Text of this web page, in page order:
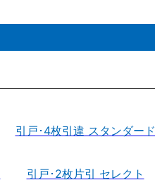
引戸･4枚引違 スタンダード
引戸･2枚片引 セレクト